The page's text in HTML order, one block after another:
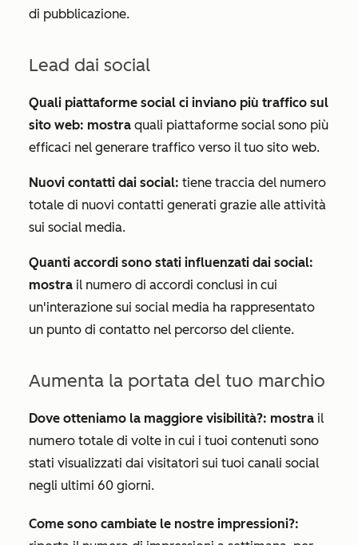
di pubblicazione.
Lead dai social
Quali piattaforme social ci inviano più traffico sul
sito web: mostra quali piattaforme social sono più
efficaci nel generare traffico verso il tuo sito web.
Nuovi contatti dai social: tiene traccia del numero
totale di nuovi contatti generati grazie alle attività
sui social media.
Quanti accordi sono stati influenzati dai social:
mostra il numero di accordi conclusi in cui
un'interazione sui social media ha rappresentato
un punto di contatto nel percorso del cliente.
Aumenta la portata del tuo marchio
Dove otteniamo la maggiore visibilità?: mostra il
numero totale di volte in cui i tuoi contenuti sono
stati visualizzati dai visitatori sui tuoi canali social
negli ultimi 60 giorni.
Come sono cambiate le nostre impressioni?: